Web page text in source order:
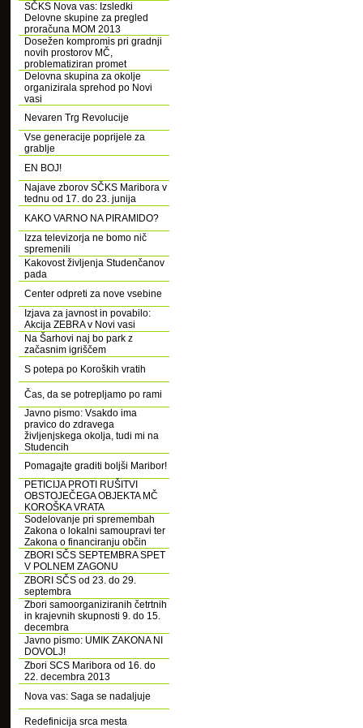
SČKS Nova vas: Izsledki
Delovne skupine za pregled
proračuna MOM 2013
Dosežen kompromis pri gradnji
novih prostorov MČ,
problematiziran promet
Delovna skupina za okolje
organizirala sprehod po Novi
vasi
Nevaren Trg Revolucije
Vse generacije poprijele za
grablje
EN BOJ!
Najave zborov SČKS Maribora v
tednu od 17. do 23. junija
KAKO VARNO NA PIRAMIDO?
Izza televizorja ne bomo nič
spremenili
Kakovost življenja Studenčanov
pada
Center odpreti za nove vsebine
Izjava za javnost in povabilo:
Akcija ZEBRA v Novi vasi
Na Šarhovi naj bo park z
začasnim igriščem
S potepa po Koroških vratih
Čas, da se potrepljamo po rami
Javno pismo: Vsakdo ima
pravico do zdravega
življenjskega okolja, tudi mi na
Studencih
Pomagajte graditi boljši Maribor!
PETICIJA PROTI RUŠITVI
OBSTOJEČEGA OBJEKTA MČ
KOROŠKA VRATA
Sodelovanje pri spremembah
Zakona o lokalni samoupravi ter
Zakona o financiranju občin
ZBORI SČS SEPTEMBRA SPET
V POLNEM ZAGONU
ZBORI SČS od 23. do 29.
septembra
Zbori samoorganiziranih četrtnih
in krajevnih skupnosti 9. do 15.
decembra
Javno pismo: UMIK ZAKONA NI
DOVOLJ!
Zbori SCS Maribora od 16. do
22. decembra 2013
Nova vas: Saga se nadaljuje
Redefinicija srca mesta